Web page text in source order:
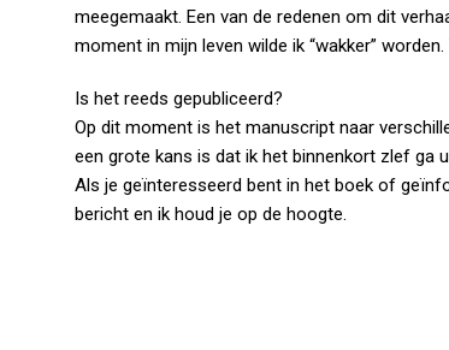
meegemaakt. Een van de redenen om dit
moment in mijn leven wilde ik “wakker”
Is het reeds gepubliceerd?
Op dit moment is het manuscript naar
een grote kans is dat ik het binnenkort zlef ga
Als je geïnteresseerd bent in het boek of
bericht en ik houd je op de hoogte.